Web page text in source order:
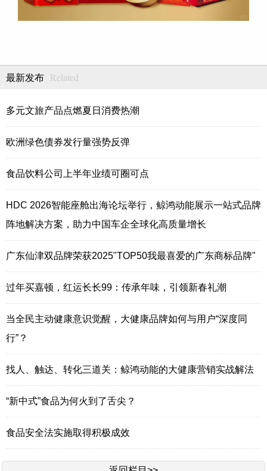
最新发布 Related
多元文旅产品点燃夏日消费热潮
欧洲绿色债券发行量强势反弹
食品饮料公司上半年业绩可圈可点
HDC 2026智能座舱出海论坛举行，鲸鸿动能展示一站式品牌
阵地解决方案，助力中国车企全球化高质量增长
广东仙津双品牌荣获2025"TOP50我最喜爱的广东商标品牌"
过年买嘉顿，红运长长99：传承年味，引领新春礼潮
当全民主动健康意识觉醒，大健康品牌如何与用户“深度同
行”？
找人、触达、转化三道关：鲸鸿动能的大健康营销实战解法
“新中式”食品为何火到了舌尖？
食品安全法实施取得积极成效